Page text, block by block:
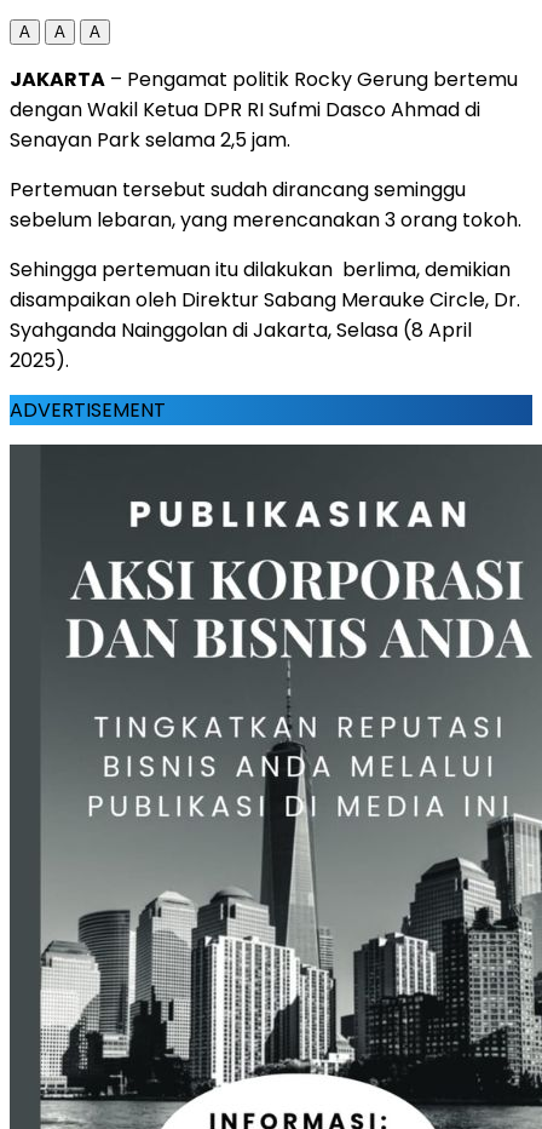
A A A
JAKARTA – Pengamat politik Rocky Gerung bertemu
dengan Wakil Ketua DPR RI Sufmi Dasco Ahmad di
Senayan Park selama 2,5 jam.
Pertemuan tersebut sudah dirancang seminggu
sebelum lebaran, yang merencanakan 3 orang tokoh.
Sehingga pertemuan itu dilakukan berlima, demikian
disampaikan oleh Direktur Sabang Merauke Circle, Dr.
Syahganda Nainggolan di Jakarta, Selasa (8 April
2025).
ADVERTISEMENT